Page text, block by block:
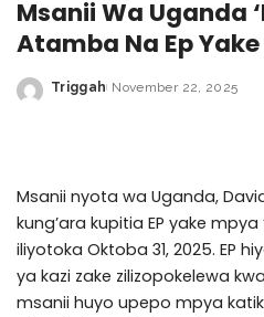
Msanii Wa Uganda
Atamba Na Ep
Triggah November 22, 2025
Msanii nyota wa Uganda,
kung’ara kupitia EP yake mpya
iliyotoka Oktoba 31, 2025. EP
ya kazi zake zilizopokelewa
msanii huyo upepo mpya